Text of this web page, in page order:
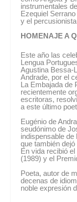
instrumentales
Ezequiel
y el
HOMENAJE A
Este año las
Lengua
Agustina Bessa-
Andrade, por el
La Embajada de
recientemente
escritoras,
a este último
Eugénio de
seudónimo de
indispensable
que también
En vida recibió
(1989) y el
Poeta, autor de
decenas de
noble expresión